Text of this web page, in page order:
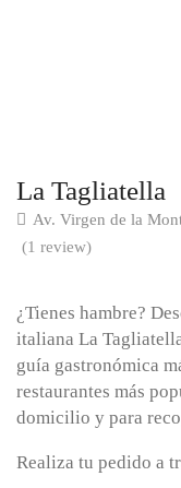
La Tagliatella
Av. Virgen de la
(1 review)
¿Tienes hambre?
italiana La
guía gastronómica
restaurantes más
domicilio y para
Realiza tu pedido a